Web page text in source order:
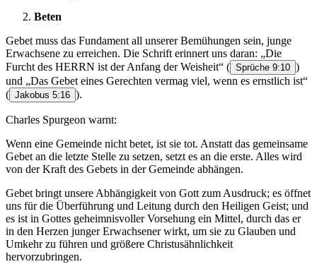
Beten
Gebet muss das Fundament all unserer Bemühungen sein, junge
Erwachsene zu erreichen. Die Schrift erinnert uns daran: „Die
Furcht des HERRN ist der Anfang der Weisheit“ ( Sprüche 9:10 )
und „Das Gebet eines Gerechten vermag viel, wenn es ernstlich ist“
( Jakobus 5:16 ).
Charles Spurgeon warnt:
Wenn eine Gemeinde nicht betet, ist sie tot. Anstatt das gemeinsame
Gebet an die letzte Stelle zu setzen, setzt es an die erste. Alles wird
von der Kraft des Gebets in der Gemeinde abhängen.
Gebet bringt unsere Abhängigkeit von Gott zum Ausdruck; es öffnet
uns für die Überführung und Leitung durch den Heiligen Geist; und
es ist in Gottes geheimnisvoller Vorsehung ein Mittel, durch das er
in den Herzen junger Erwachsener wirkt, um sie zu Glauben und
Umkehr zu führen und größere Christusähnlichkeit
hervorzubringen.